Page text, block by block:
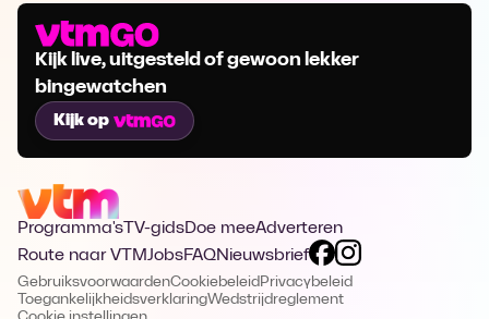
Kijk live, uitgesteld of gewoon lekker
bingewatchen
Kijk op
Programma's TV-gidsDoe meeAdverteren
Route naar VTMJobsFAQNieuwsbrief
GebruiksvoorwaardenCookiebeleid Privacybeleid
ToegankelijkheidsverklaringWedstrijdreglement